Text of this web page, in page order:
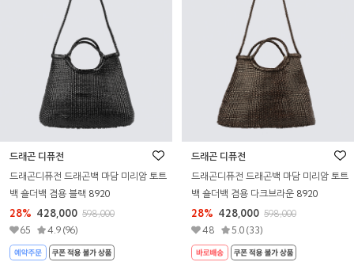
드래곤 디퓨전
드래곤디퓨전 드래곤백 트리플 점프 스몰
탄 8811
28% 380,880 529,000
68
4.9 (1,084)
드래곤 디퓨전
드래곤디퓨전 드래곤백 트리플 점프 스몰
다크브라운 8811
28% 380,880 529,000
142
4.9 (2,701)